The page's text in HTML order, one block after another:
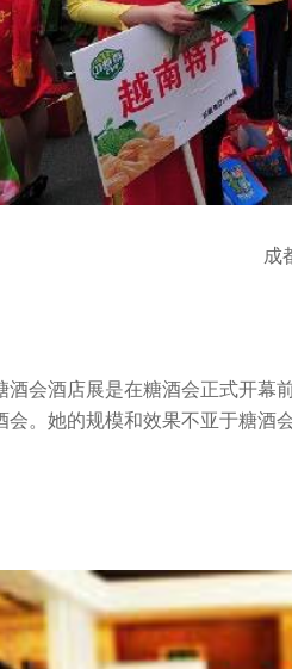
成
酒会酒店展是在糖酒会正式开幕
会。她的规模和效果不亚于糖酒